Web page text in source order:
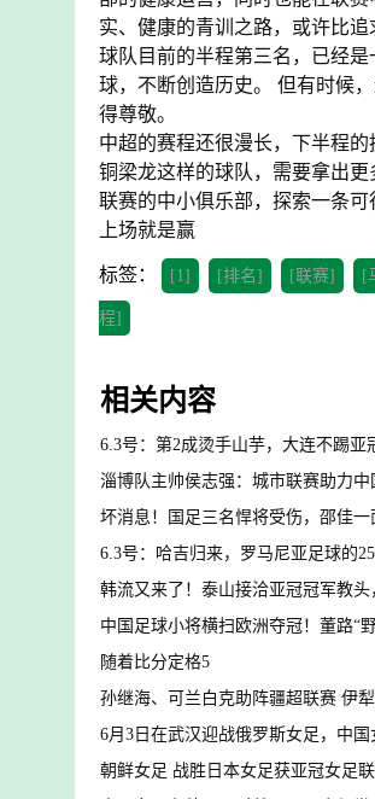
实、健康的青训之路，或许比追
球队目前的半程第三名，已经
球，不断创造历史。 但有时候
得尊敬。
中超的赛程还很漫长，下半程
铜梁龙这样的球队，需要拿出
联赛的中小俱乐部，探索一条可
上场就是赢
标签： [1] [排名] [联赛] [
程]
相关内容
6.3号：第2成烫手山芋，大连不踢
淄博队主帅侯志强：城市联赛助力中
坏消息！国足三名悍将受伤，邵佳
6.3号：哈吉归来，罗马尼亚足球的
韩流又来了！泰山接洽亚冠冠军教
中国足球小将横扫欧洲夺冠！董路“
随着比分定格5
孙继海、可兰白克助阵疆超联赛 伊
6月3日在武汉迎战俄罗斯女足，中
朝鲜女足 战胜日本女足获亚冠女足